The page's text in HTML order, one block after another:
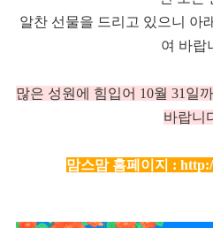
알찬 선물을 드리고 있으니 아
여 바랍
많은 성원에 힘입어 10월 31일
바랍니
맘스맘 홈페이지 :